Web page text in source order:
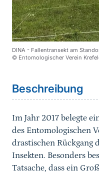
DINA - Fallentransekt am
© Entomologischer Verein
Sprungmarke
Beschreibung
Im Jahr 2017 belegte
des Entomologischen
drastischen Rückgang
Insekten. Besonders
Tatsache, dass ein